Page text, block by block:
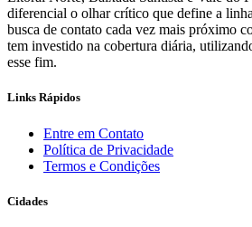
diferencial o olhar crítico que define a
busca de contato cada vez mais próximo
tem investido na cobertura diária,
esse fim.
Links Rápidos
Entre em Contato
Política de Privacidade
Termos e Condições
Cidades